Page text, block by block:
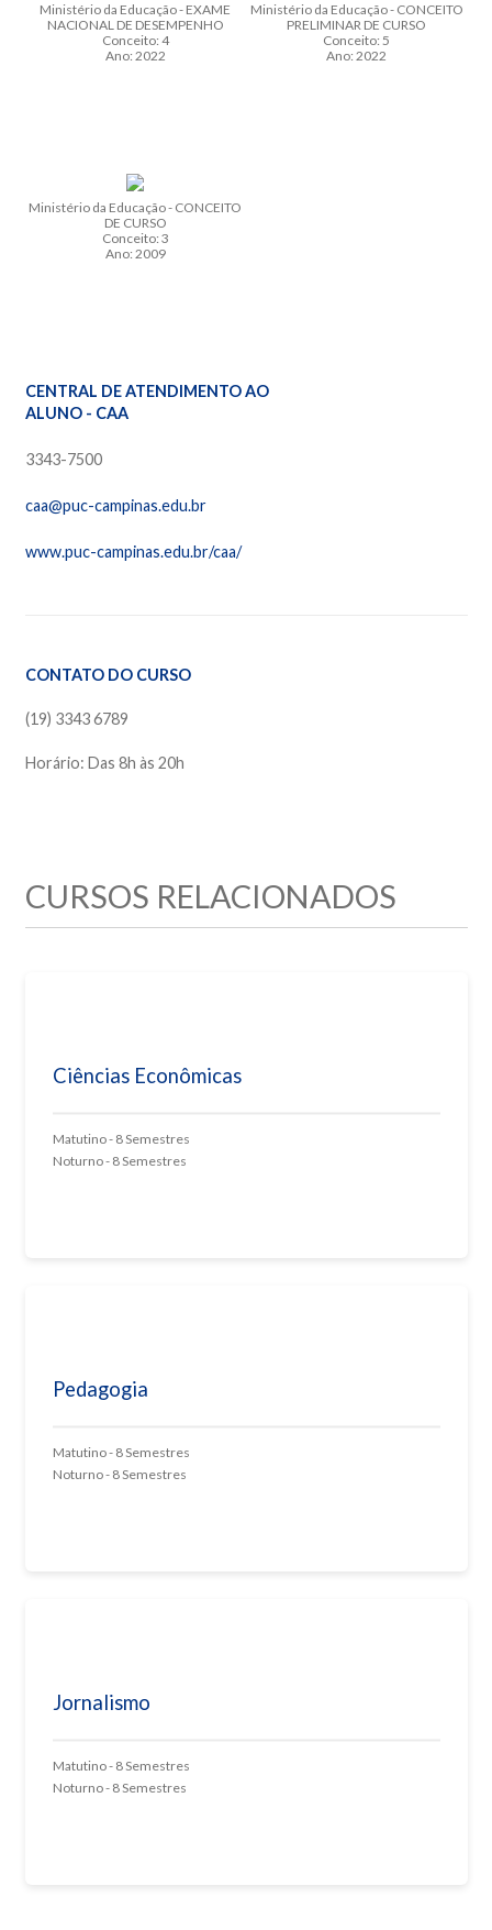
Ministério da Educação - EXAME
NACIONAL DE DESEMPENHO
Conceito: 4
Ano: 2022
Ministério da Educação - CONCEITO
PRELIMINAR DE CURSO
Conceito: 5
Ano: 2022
Ministério da Educação - CONCEITO
DE CURSO
Conceito: 3
Ano: 2009
CENTRAL DE ATENDIMENTO AO
ALUNO - CAA
3343-7500
caa@puc-campinas.edu.br
www.puc-campinas.edu.br/caa/
CONTATO DO CURSO
(19) 3343 6789
Horário: Das 8h às 20h
CURSOS RELACIONADOS
Ciências Econômicas
Matutino - 8 Semestres
Noturno - 8 Semestres
Pedagogia
Matutino - 8 Semestres
Noturno - 8 Semestres
Jornalismo
Matutino - 8 Semestres
Noturno - 8 Semestres